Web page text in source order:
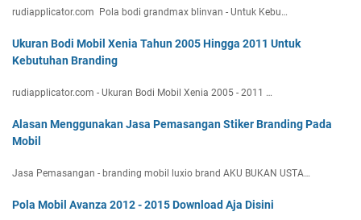
rudiapplicator.com Pola bodi grandmax blinvan - Untuk Kebu…
Ukuran Bodi Mobil Xenia Tahun 2005 Hingga 2011 Untuk
Kebutuhan Branding
rudiapplicator.com - Ukuran Bodi Mobil Xenia 2005 - 2011 …
Alasan Menggunakan Jasa Pemasangan Stiker Branding Pada
Mobil
Jasa Pemasangan - branding mobil luxio brand AKU BUKAN USTA…
Pola Mobil Avanza 2012 - 2015 Download Aja Disini